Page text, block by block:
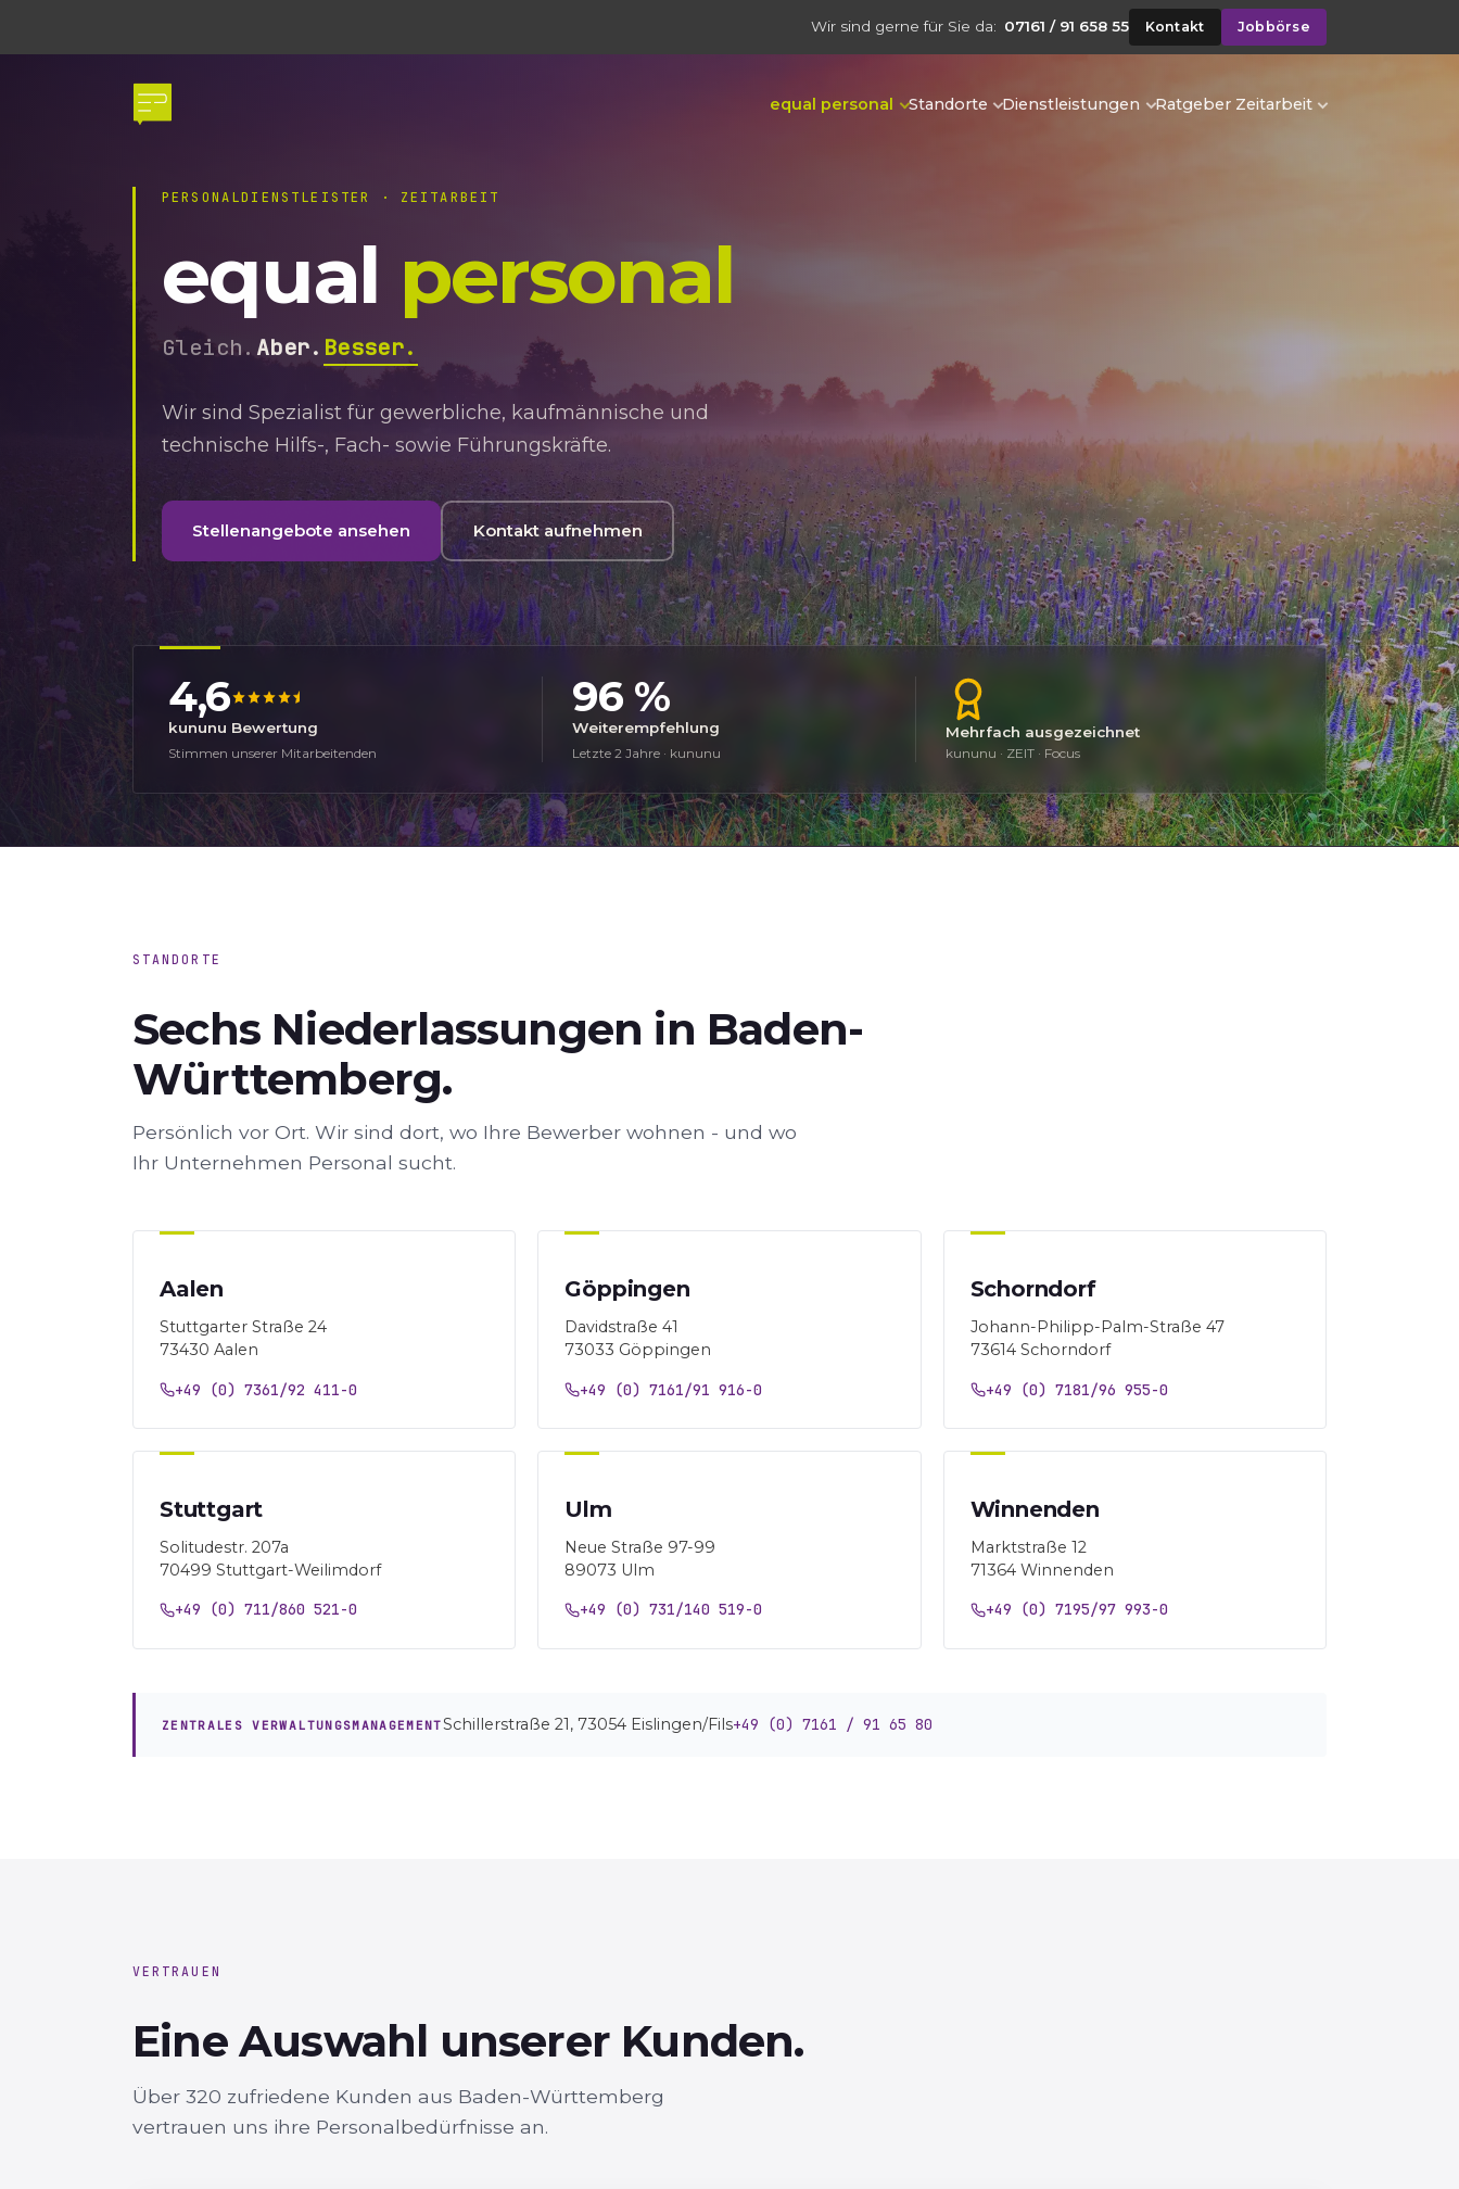
Wir sind gerne für Sie da: 07161 / 91 658 55 Kontakt Jobbörse
equal personal Standorte Dienstleistungen Ratgeber Zeitarbeit
PERSONALDIENSTLEISTER · ZEITARBEIT
equal personal
Gleich. Aber. Besser.
Wir sind Spezialist für gewerbliche, kaufmännische und
technische Hilfs-, Fach- sowie Führungskräfte.
Stellenangebote ansehen Kontakt aufnehmen
4,6
kununu Bewertung
Stimmen unserer Mitarbeitenden
96 %
Weiterempfehlung
Letzte 2 Jahre · kununu
Mehrfach ausgezeichnet
kununu · ZEIT · Focus
STANDORTE
Sechs Niederlassungen in Baden-
Württemberg.
Persönlich vor Ort. Wir sind dort, wo Ihre Bewerber wohnen - und wo
Ihr Unternehmen Personal sucht.
Aalen
Stuttgarter Straße 24
73430 Aalen
+49 (0) 7361/92 411-0
Göppingen
Davidstraße 41
73033 Göppingen
+49 (0) 7161/91 916-0
Schorndorf
Johann-Philipp-Palm-Straße 47
73614 Schorndorf
+49 (0) 7181/96 955-0
Stuttgart
Solitudestr. 207a
70499 Stuttgart-Weilimdorf
+49 (0) 711/860 521-0
Ulm
Neue Straße 97-99
89073 Ulm
+49 (0) 731/140 519-0
Winnenden
Marktstraße 12
71364 Winnenden
+49 (0) 7195/97 993-0
ZENTRALES VERWALTUNGSMANAGEMENTSchillerstraße 21, 73054 Eislingen/Fils+49 (0) 7161 / 91 65 80
VERTRAUEN
Eine Auswahl unserer Kunden.
Über 320 zufriedene Kunden aus Baden-Württemberg
vertrauen uns ihre Personalbedürfnisse an.